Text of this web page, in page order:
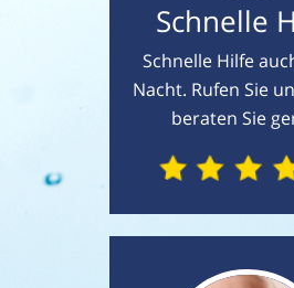
Schnelle
Schnelle Hilfe
Nacht. Rufen Sie
beraten Sie